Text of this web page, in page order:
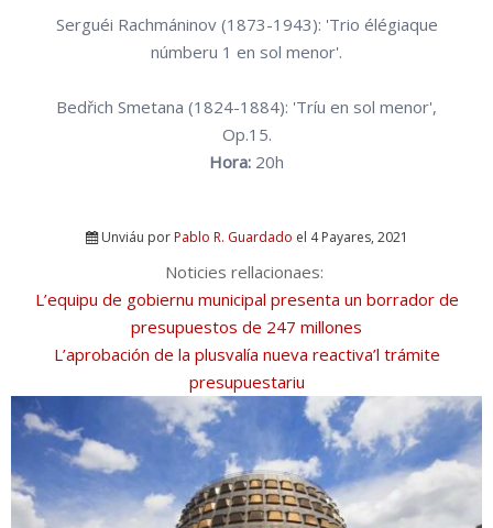
Serguéi Rachmáninov (1873-1943): 'Trio élégiaque
númberu 1 en sol menor'.
Bedřich Smetana (1824-1884): 'Tríu en sol menor',
Op.15.
Hora: 20h
Unviáu porPablo R. Guardado el 4 Payares, 2021
Noticies rellacionaes:
L’equipu de gobiernu municipal presenta un borrador de
presupuestos de 247 millones
L’aprobación de la plusvalía nueva reactiva’l trámite
presupuestariu